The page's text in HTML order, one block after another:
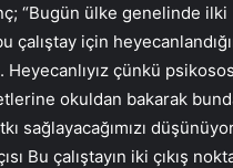
“Bugün ülke genelinde ilki
için
çünkü
okuldan bakarak
sağlayacağımızı
Bu çalıştayın iki çıkış